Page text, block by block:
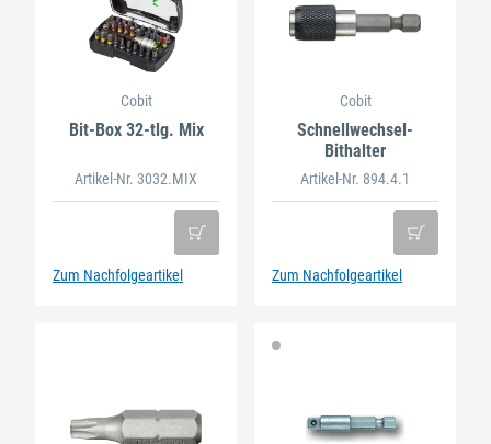
Cobit
Bit-Box 32-tlg. Mix
Artikel-Nr. 3032.MIX
Zum Nachfolgeartikel
Cobit
Schnellwechsel-
Bithalter
Artikel-Nr. 894.4.1
Zum Nachfolgeartikel